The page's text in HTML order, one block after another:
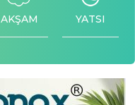
AKŞAM YATSI